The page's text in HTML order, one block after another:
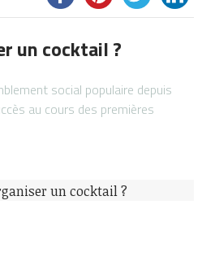
un cocktail ?
social populaire depuis
au cours des premières